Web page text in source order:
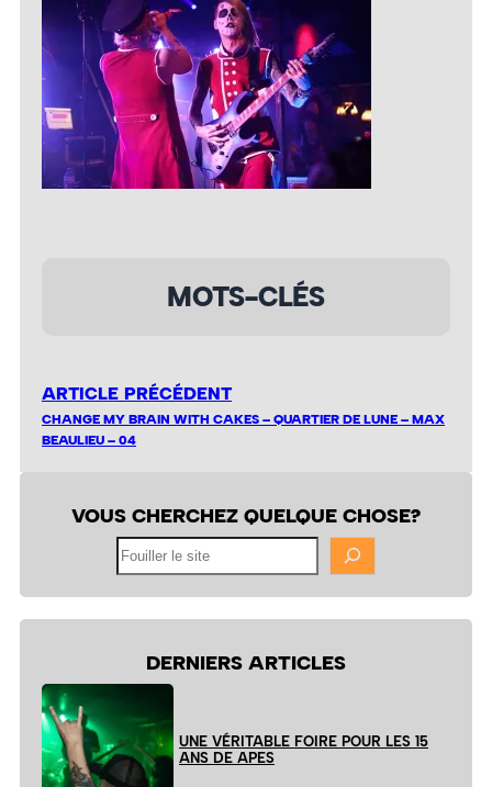
MOTS-CLÉS
ARTICLE PRÉCÉDENT
CHANGE MY BRAIN WITH CAKES – QUARTIER DE LUNE – MAX
BEAULIEU – 04
VOUS CHERCHEZ QUELQUE CHOSE?
DERNIERS ARTICLES
UNE VÉRITABLE FOIRE POUR LES 15
ANS DE APES